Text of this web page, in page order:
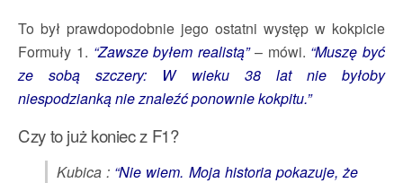
To był prawdopodobnie jego ostatni występ w kokpicie
Formuły 1. “Zawsze byłem realistą”– mówi. “Muszę być
ze sobą szczery: W wieku 38 lat nie byłoby
niespodzianką nie znaleźć ponownie kokpitu.”
Czy to już koniec z F1?
Kubica : “Nie wiem. Moja historia pokazuje, że